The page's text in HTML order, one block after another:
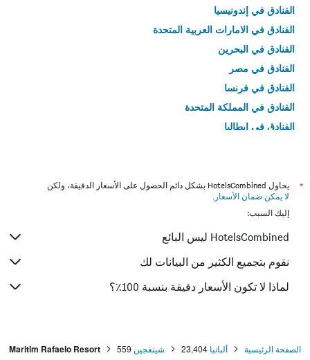
الفنادق في إندونيسيا
الفنادق في الامارات العربية المتحدة
الفنادق في البحرين
الفنادق في مصر
الفنادق في فرنسا
الفنادق في المملكة المتحدة
الفنادق في إيطاليا
*
يحاول HotelsCombined بشكل دائم الحصول على الأسعار الدقيقة، ولكن
لا يمكن ضمان الأسعار .
إليك السبب:
HotelsCombined ليس البائع
نقوم بتجميع الكثير من البيانات لك
لماذا لا تكون الأسعار دقيقة بنسبة 100٪؟
الصفحة الرئيسية ألبانيا 23,404 شينغجين 559
Maritim Rafaelo Resort